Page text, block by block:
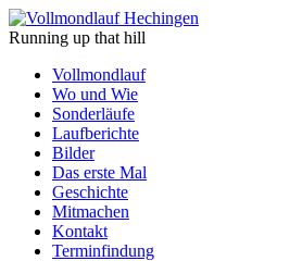
Running up that hill
Vollmondlauf
Wo und Wie
Sonderläufe
Laufberichte
Bilder
Das erste Mal
Geschichte
Mitmachen
Kontakt
Terminfindung